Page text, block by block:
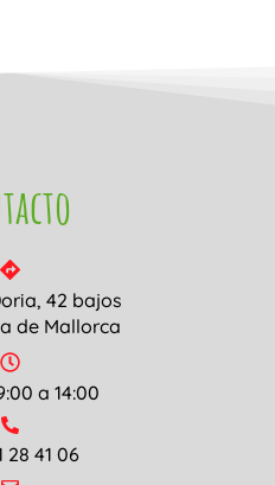
42 bajos
de Mallorca
a 14:00
28 41 06